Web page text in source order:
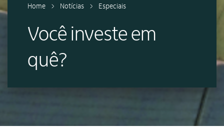
Home Notícias Especiais
Você investe em
quê?